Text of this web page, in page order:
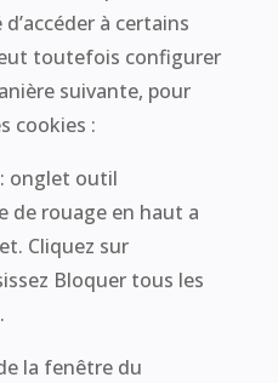
à certains
toutefois configurer
suivante, pour
cookies :
onglet outil
de rouage en haut a
Cliquez sur
Bloquer tous les
la fenêtre du